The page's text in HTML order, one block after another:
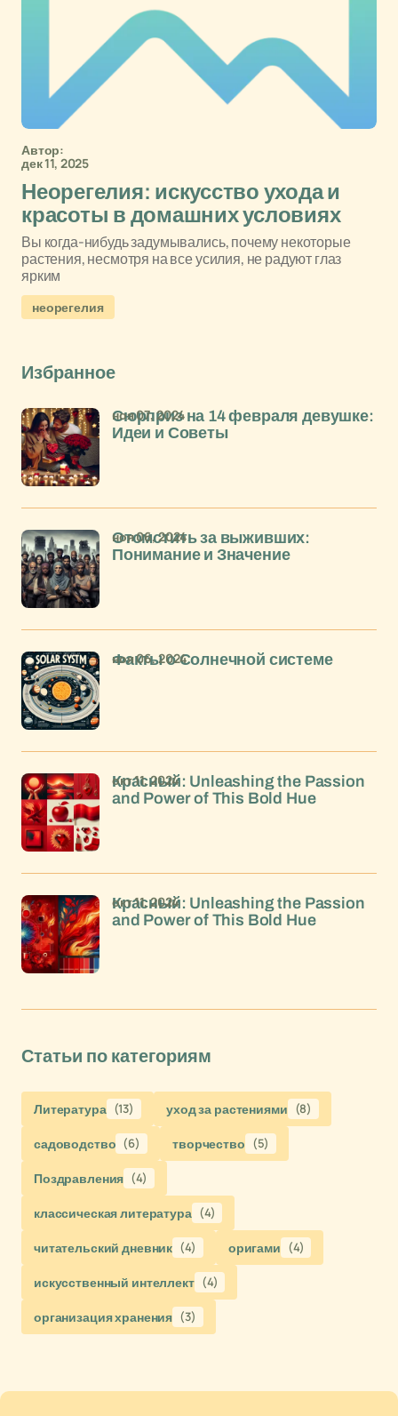
Автор:
дек 11, 2025
Неорегелия: искусство ухода и
красоты в домашних условиях
Вы когда-нибудь задумывались, почему некоторые
растения, несмотря на все усилия, не радуют глаз
ярким
неорегелия
Избранное
Сюрприз на 14 февраля девушке:
Идеи и Советы
ноя 07, 2024
Отомстить за выживших:
Понимание и Значение
ноя 06, 2024
Факты о Солнечной системе
ноя 06, 2024
Красный: Unleashing the Passion
and Power of This Bold Hue
окт 11, 2024
Красный: Unleashing the Passion
and Power of This Bold Hue
окт 11, 2024
Статьи по категориям
Литература (13) уход за растениями (8)
садоводство (6) творчество (5)
Поздравления (4)
классическая литература (4)
читательский дневник (4) оригами (4)
искусственный интеллект (4)
организация хранения (3)